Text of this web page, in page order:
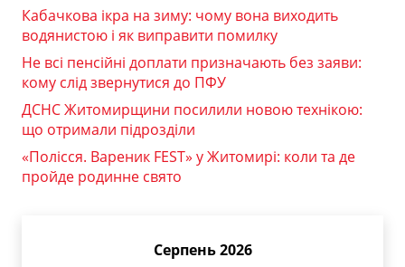
Кабачкова ікра на зиму: чому вона виходить
водянистою і як виправити помилку
Не всі пенсійні доплати призначають без заяви:
кому слід звернутися до ПФУ
ДСНС Житомирщини посилили новою технікою:
що отримали підрозділи
«Полісся. Вареник FEST» у Житомирі: коли та де
пройде родинне свято
Серпень 2026